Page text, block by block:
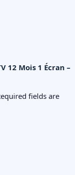
12 Mois 1 Écran –
fields are